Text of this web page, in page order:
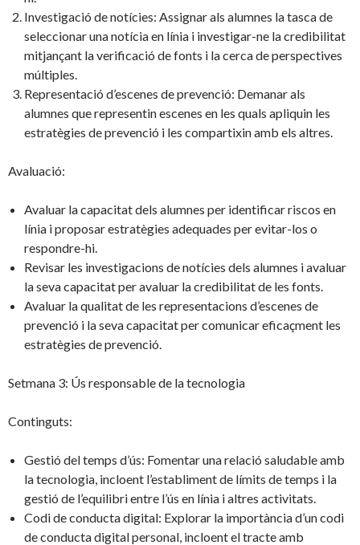
Investigació de notícies: Assignar als alumnes la tasca de
seleccionar una notícia en línia i investigar-ne la credibilitat
mitjançant la verificació de fonts i la cerca de perspectives
múltiples.
Representació d’escenes de prevenció: Demanar als
alumnes que representin escenes en les quals apliquin les
estratègies de prevenció i les compartixin amb els altres.
Avaluació:
Avaluar la capacitat dels alumnes per identificar riscos en
línia i proposar estratègies adequades per evitar-los o
respondre-hi.
Revisar les investigacions de notícies dels alumnes i avaluar
la seva capacitat per avaluar la credibilitat de les fonts.
Avaluar la qualitat de les representacions d’escenes de
prevenció i la seva capacitat per comunicar eficaçment les
estratègies de prevenció.
Setmana 3: Ús responsable de la tecnologia
Continguts:
Gestió del temps d’ús: Fomentar una relació saludable amb
la tecnologia, incloent l’establiment de límits de temps i la
gestió de l’equilibri entre l’ús en línia i altres activitats.
Codi de conducta digital: Explorar la importància d’un codi
de conducta digital personal, incloent el tracte amb